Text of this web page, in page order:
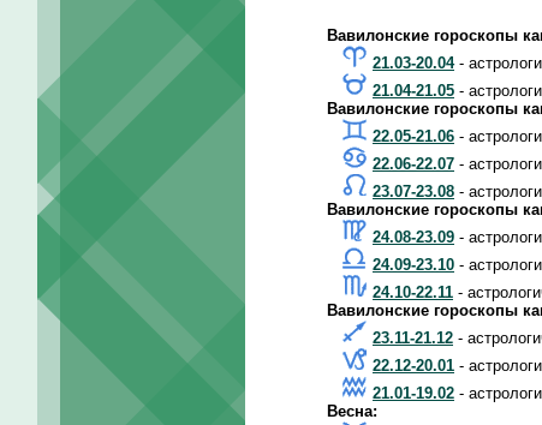
Вавилонские гороскопы
21.03-20.04-
21.04-21.05 -
Вавилонские гороскопы
22.05-21.06 -
22.06-22.07 -
23.07-23.08 -
Вавилонские гороскопы
24.08-23.09 -
24.09-23.10 -
24.10-22.11 -
Вавилонские гороскопы
23.11-21.12 -
22.12-20.01 -
21.01-19.02 -
Весна: